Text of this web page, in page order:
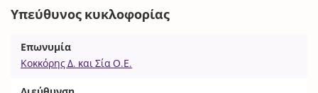
Υπεύθυνος κυκλοφορίας
Επωνυμία
Κοκκόρης Δ. και Σία Ο.Ε.